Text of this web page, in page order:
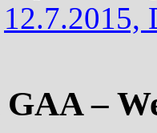
12.7.2015,
–